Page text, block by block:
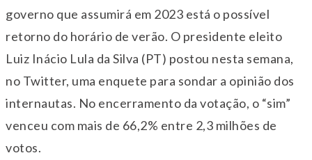
governo que assumirá em 2023 está o possível
retorno do horário de verão. O presidente eleito
Luiz Inácio Lula da Silva (PT) postou nesta semana,
no Twitter, uma enquete para sondar a opinião dos
internautas. No encerramento da votação, o “sim”
venceu com mais de 66,2% entre 2,3 milhões de
votos.